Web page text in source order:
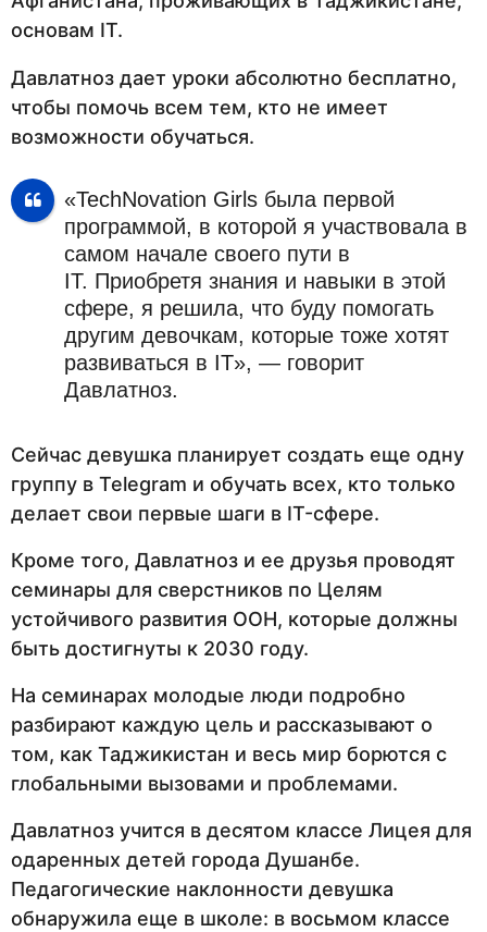
основам IT.
Давлатноз дает уроки абсолютно бесплатно,
чтобы помочь всем тем, кто не имеет
возможности обучаться.
«TechNovation Girls была первой
программой, в которой я участвовала в
самом начале своего пути в
IT. Приобретя знания и навыки в этой
сфере, я решила, что буду помогать
другим девочкам, которые тоже хотят
развиваться в IT», — говорит
Давлатноз.
Сейчас девушка планирует создать еще одну
группу в Telegram и обучать всех, кто только
делает свои первые шаги в IT-сфере.
Кроме того, Давлатноз и ее друзья проводят
семинары для сверстников по Целям
устойчивого развития ООН, которые должны
быть достигнуты к 2030 году.
На семинарах молодые люди подробно
разбирают каждую цель и рассказывают о
том, как Таджикистан и весь мир борются с
глобальными вызовами и проблемами.
Давлатноз учится в десятом классе Лицея для
одаренных детей города Душанбе.
Педагогические наклонности девушка
обнаружила еще в школе: в восьмом классе